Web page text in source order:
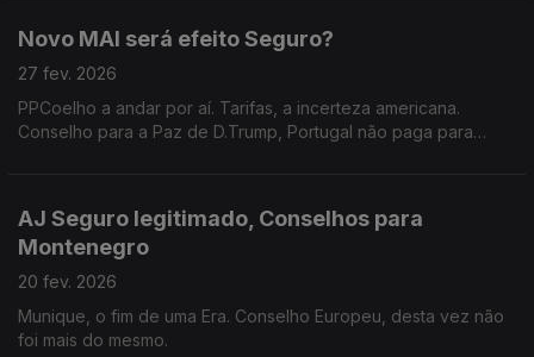
Novo MAI será efeito Seguro?
27 fev. 2026
PPCoelho a andar por aí. Tarifas, a incerteza americana.
Conselho para a Paz de D.Trump, Portugal não paga para
AJ Seguro legitimado, Conselhos para
Montenegro
20 fev. 2026
Munique, o fim de uma Era. Conselho Europeu, desta vez não
foi mais do mesmo.